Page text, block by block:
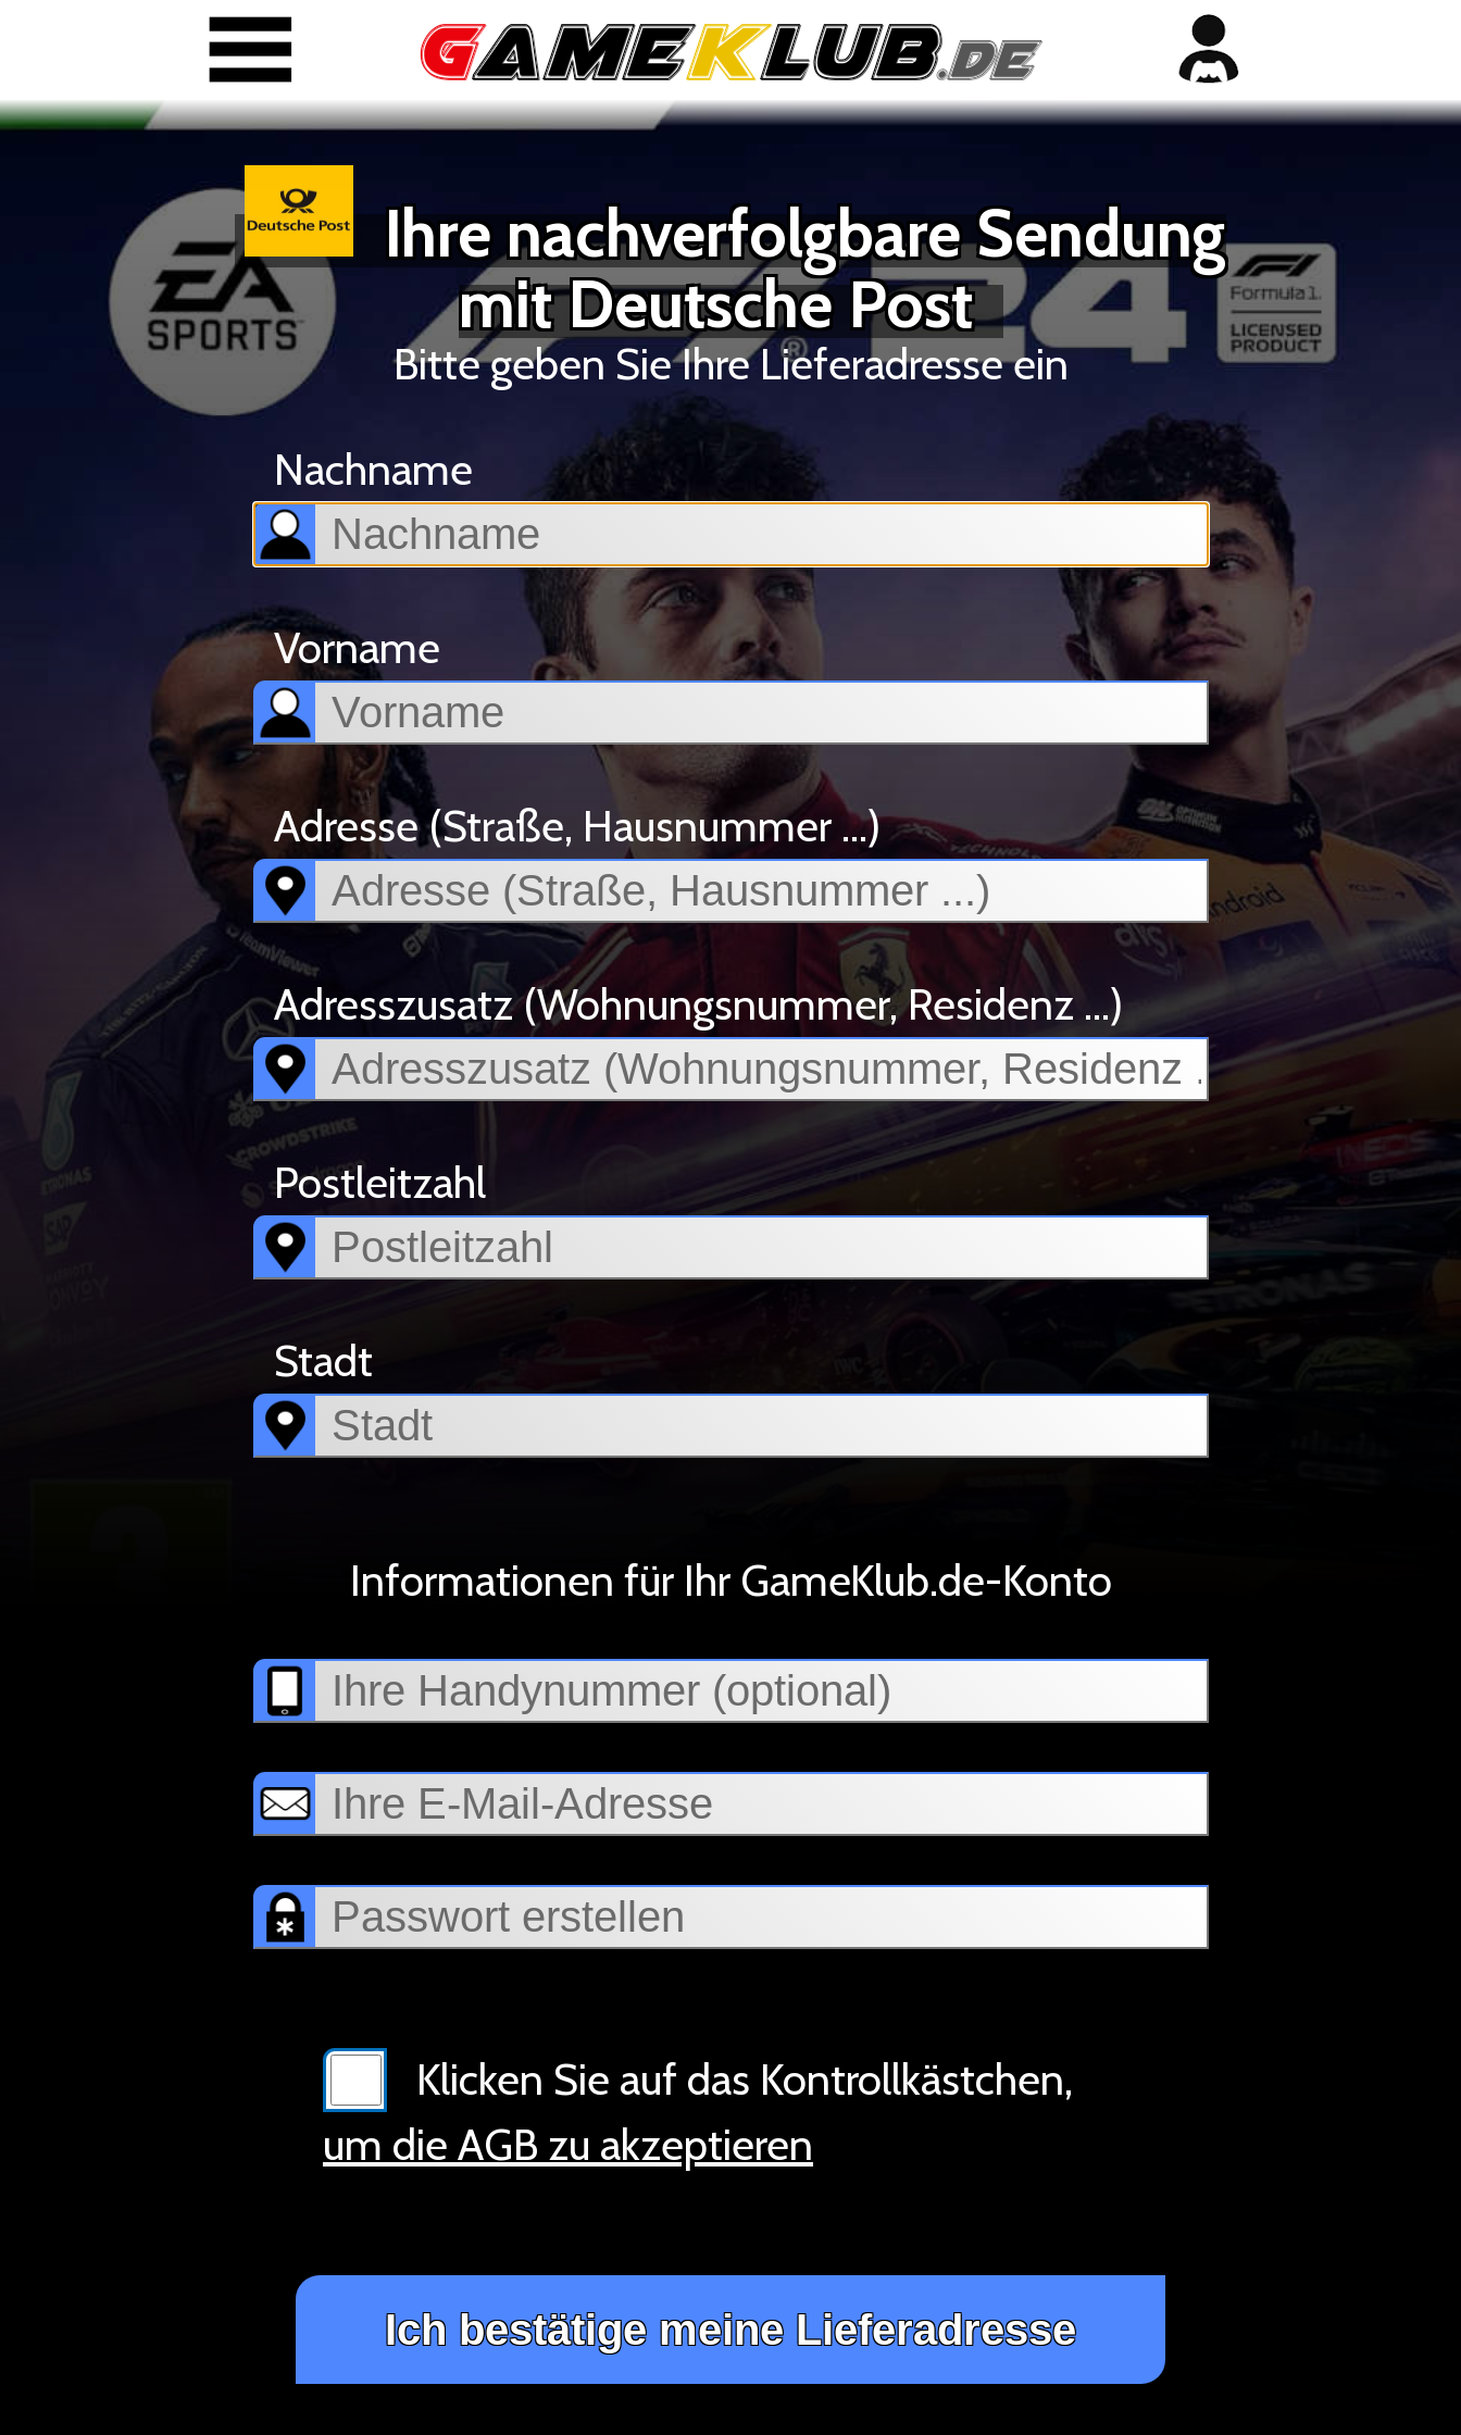
Ihre nachverfolgbare Sendung
mit Deutsche Post
Bitte geben Sie Ihre Lieferadresse ein
Nachname
Vorname
Adresse (Straße, Hausnummer ...)
Adresszusatz (Wohnungsnummer, Residenz ...)
Postleitzahl
Stadt
Informationen für Ihr GameKlub.de-Konto
Klicken Sie auf das Kontrollkästchen,
um die AGB zu akzeptieren